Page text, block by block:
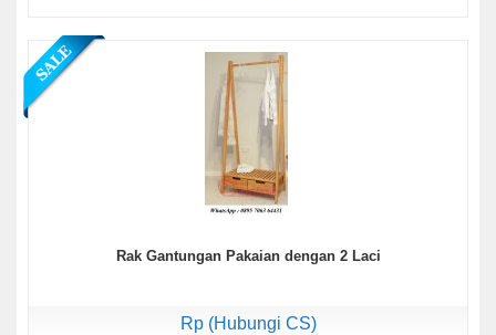
Rak Gantungan Pakaian dengan 2 Laci
Rp (Hubungi CS)